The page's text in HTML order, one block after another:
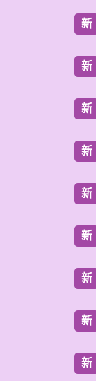
新
新
新
新
新
新
新
新
新